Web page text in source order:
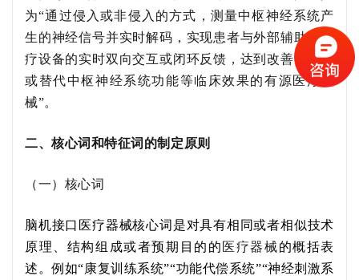
为“通过侵入或非侵入的方式，测量中枢神经系统产
生的神经信号并实时解码，实现患者与外部辅助或诊
疗设备的实时双向交互或闭环反馈，达到改善、修复
或替代中枢神经系统功能等临床效果的有源医疗器
械”。
二、核心词和特征词的制定原则
（一）核心词
脑机接口医疗器械核心词是对具有相同或者相似技术
原理、结构组成或者预期 目的 的 医疗器械的概括表
述。例如“康复训练系统”“功能代偿系统”“神经刺激系